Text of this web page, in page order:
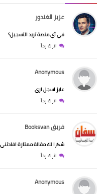
عزيز الغندور
في أي منصة تريد التسجيل؟
اترك رداً
Anonymous
عايز اسجل ازي
اترك رداً
فريق Booksvan
شكرا لك مقالة ممتازة
اترك رداً
Anonymous